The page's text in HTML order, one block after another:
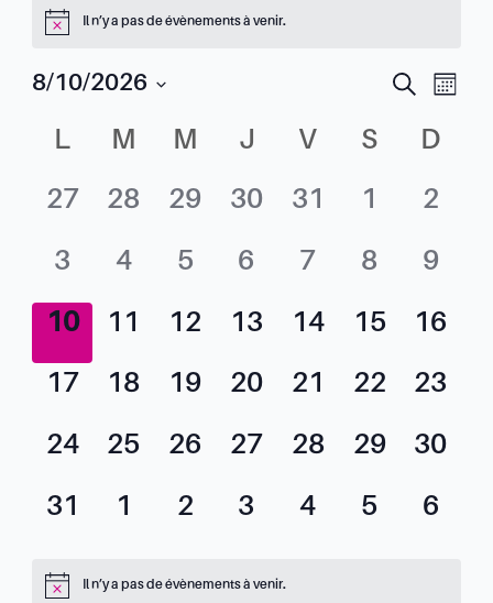
Il n’y a pas de évènements à venir.
Recherche
Mois
8/10/2026
une
Calendrier
de
Évènements
L M M J V S D
0
27
0
28
0
29
0
30
0
31
0
1
0
2
0
évènement,
3
0
4
0
5
0
6
0
7
0
8
0
9
0
évènement,
10
0
11
0
12
0
13
0
14
0
15
0
16
0
17
0
18
0
19
0
20
0
21
0
22
0
23
0
24
0
25
0
26
0
27
0
28
0
29
0
30
0
31
0
1
0
2
0
3
0
4
0
5
0
6
Il n’y a pas de évènements à venir.